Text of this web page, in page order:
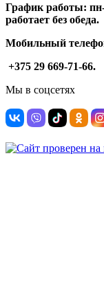
График работы: п
работает без обеда.
Мобильный
+375 29 669-71-66.
Мы в соцсетях